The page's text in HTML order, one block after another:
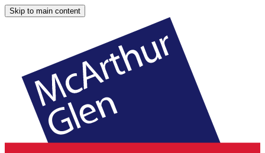
Skip to main content